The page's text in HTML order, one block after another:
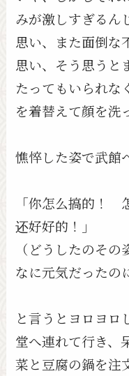
みが激しすぎるん
思い、また面倒な
思い、そう思うと
たってもいられな
を着替えて顔を洗
憔悴した姿で武館
「你怎么搞的！
还好好的！」
（どうしたのそ
なに元気だったの
と言うとヨロヨロ
堂へ連れて行き、
菜と豆腐の鍋を注